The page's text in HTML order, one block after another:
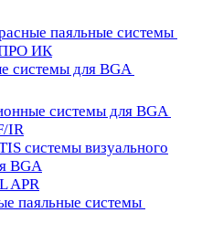
паяльные системы
ИК
системы для BGA
системы для BGA
IR
системы визуального
BGA
APR
паяльные системы